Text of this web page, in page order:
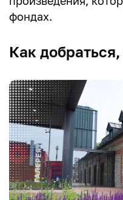
фондах.
Как